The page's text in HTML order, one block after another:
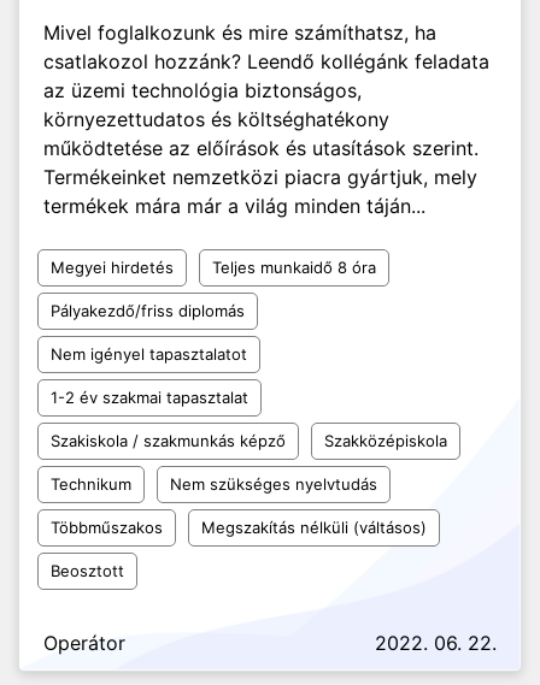
Mivel foglalkozunk és mire számíthatsz, ha
csatlakozol hozzánk? Leendő kollégánk feladata
az üzemi technológia biztonságos,
környezettudatos és költséghatékony
működtetése az előírások és utasítások szerint.
Termékeinket nemzetközi piacra gyártjuk, mely
termékek mára már a világ minden táján...
Megyei hirdetés Teljes munkaidő 8 óra
Pályakezdő/friss diplomás
Nem igényel tapasztalatot
1-2 év szakmai tapasztalat
Szakiskola / szakmunkás képző Szakközépiskola
Technikum Nem szükséges nyelvtudás
Többműszakos Megszakítás nélküli (váltásos)
Beosztott
Operátor 2022. 06. 22.